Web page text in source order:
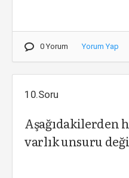
0 Yorum Yorum Yap
10.Soru
Aşağıdakilerden
varlık unsuru